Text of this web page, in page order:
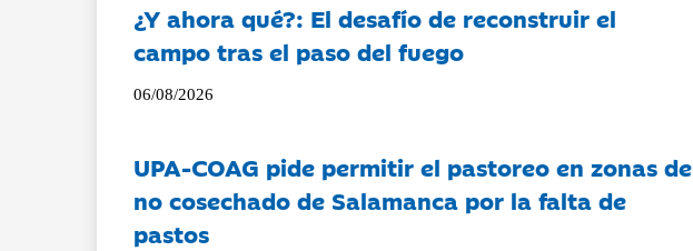
¿Y ahora qué?: El desafío de reconstruir el
campo tras el paso del fuego
06/08/2026
UPA-COAG pide permitir el pastoreo en zonas de
no cosechado de Salamanca por la falta de
pastos